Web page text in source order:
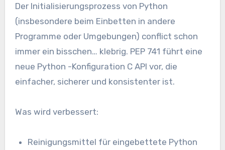
Der Initialisierungsprozess von Python
(insbesondere beim Einbetten in andere
Programme oder Umgebungen) conflict schon
immer ein bisschen… klebrig. PEP 741 führt eine
neue Python -Konfiguration C API vor, die
einfacher, sicherer und konsistenter ist.
Was wird verbessert:
Reinigungsmittel für eingebettete Python